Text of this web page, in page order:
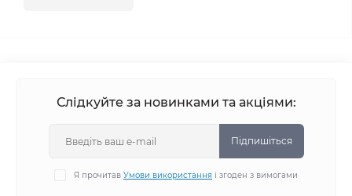
Слідкуйте за новинками та акціями:
Підпишіться
Я прочитав Умови використання і згоден з вимогами